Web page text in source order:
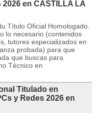
en CASTILLA LA
Título Oficial Homologado.
lo necesario (contenidos
tutores especializados en
probada) para que
que buscas para
Técnico en
Titulado en
y Redes 2026 en